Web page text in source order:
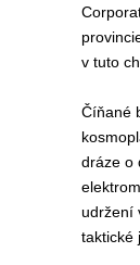
v tuto
Číňané
dráze o
udržení
taktické